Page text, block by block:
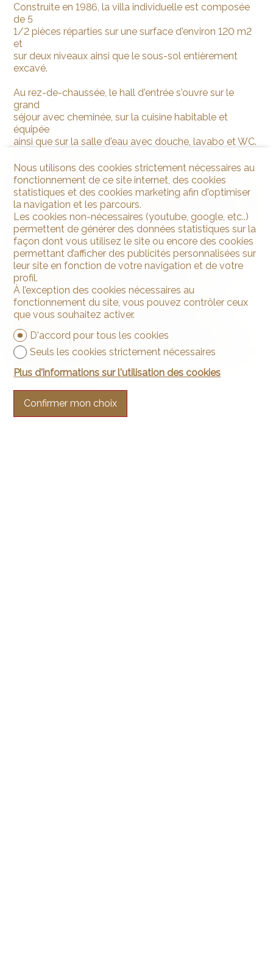
Construite en 1986, la villa individuelle est composée
de 5
1/2 pièces réparties sur une surface d'environ 120 m2
et
sur deux niveaux ainsi que le sous-sol entièrement
excavé.
Au rez-de-chaussée, le hall d'entrée s'ouvre sur le
grand
séjour avec cheminée, sur la cuisine habitable et
équipée
ainsi que sur la salle d'eau avec douche, lavabo et WC.
L'espace repas situé entre la cuisine et le séjour peut
aisément être fermé si souhaité.
L'accès au jardin et à la terrasse dallée se fait depuis le
salon et s'ouvre sur la partie sud-ouest et nord de la
villa.
A l'étage, le hall de distribution dessert trois chambres
ainsi
que deux salles d'eau; un WC et lave-mains ainsi
qu'une
salle de bain avec baignoire, lavabo et WC.
citernes
(2 x 2000 litres), la cave (abri) et le grand garage d'une
surface d'env. 25 m2.
Nous utilisons des cookies strictement nécessaires au
fonctionnement de ce site internet, des cookies
statistiques et des cookies marketing afin d'optimiser
la navigation et les parcours.
Les cookies non-nécessaires (youtube, google, etc..)
permettent de générer des données statistiques sur la
façon dont vous utilisez le site ou encore des cookies
permettant d’afficher des publicités personnalisées sur
leur site en fonction de votre navigation et de votre
profil.
À l’exception des cookies nécessaires au
fonctionnement du site, vous pouvez contrôler ceux
que vous souhaitez activer.
D'accord pour tous les cookies
Seuls les cookies strictement nécessaires
Plus d'informations sur l'utilisation des cookies
Confirmer mon choix